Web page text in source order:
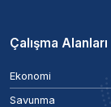
Çalışma Alanları
Ekonomi
Savunma